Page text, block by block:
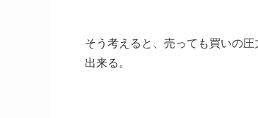
そう考えると、売っても買いの
出来る。